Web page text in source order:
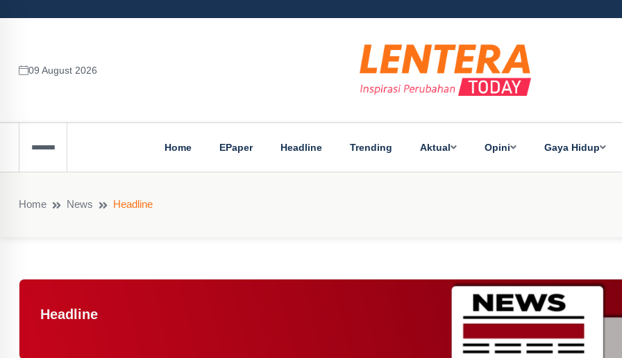
09 August 2026
Home EPaper Headline Trending Aktual Opini Gaya Hidup
Home News Headline
Headline